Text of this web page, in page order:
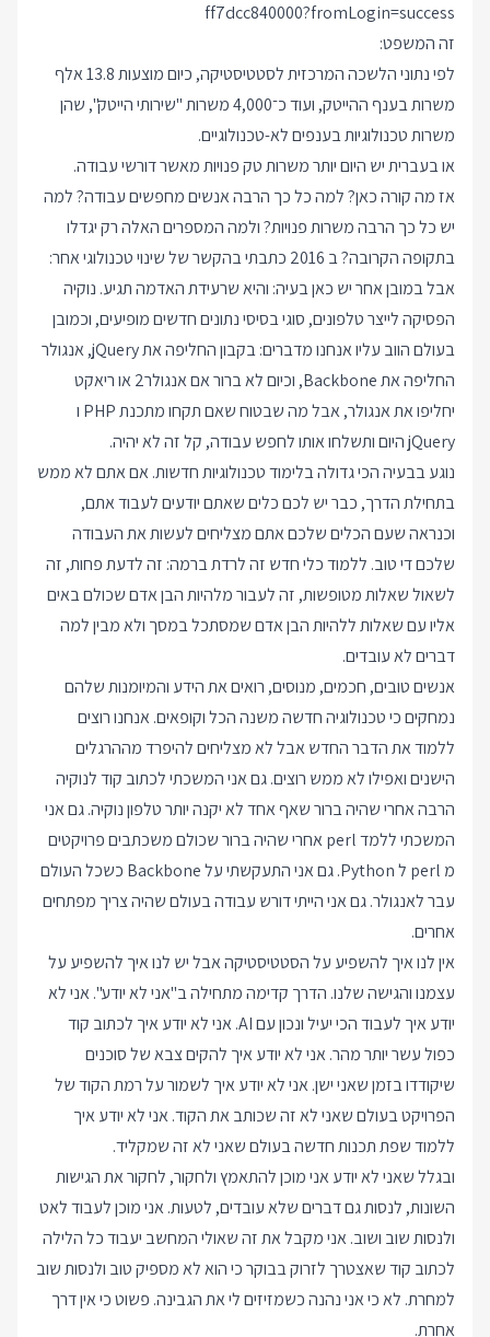
ff7dcc840000?fromLogin=success
זה המשפט:
לפי נתוני הלשכה המרכזית לסטטיסטיקה, כיום מוצעות 13.8 אלף
משרות בענף ההייטק, ועוד כ־4,000 משרות "שירותי הייטק", שהן
משרות טכנולוגיות בענפים לא-טכנולוגיים.
או בעברית יש היום יותר משרות טק פנויות מאשר דורשי עבודה.
אז מה קורה כאן? למה כל כך הרבה אנשים מחפשים עבודה? למה
יש כל כך הרבה משרות פנויות? ולמה המספרים האלה רק יגדלו
בתקופה הקרובה? ב 2016
כתבתיבהקשר של שינוי טכנולוגי אחר:
אבל במובן אחר יש כאן בעיה: והיא שרעידת האדמה תגיע. נוקיה
הפסיקה לייצר טלפונים, סוגי בסיסי נתונים חדשים מופיעים, וכמובן
בעולם הווב עליו אנחנו מדברים: בקבון החליפה את jQuery, אנגולר
החליפה את Backbone, וכיום לא ברור אם אנגולר2 או ריאקט
יחליפו את אנגולר, אבל מה שבטוח שאם תקחו מתכנת PHP ו
jQuery היום ותשלחו אותו לחפש עבודה, קל זה לא יהיה.
נוגע בבעיה הכי גדולה בלימוד טכנולוגיות חדשות. אם אתם לא ממש
בתחילת הדרך, כבר יש לכם כלים שאתם יודעים לעבוד אתם,
וכנראה שעם הכלים שלכם אתם מצליחים לעשות את העבודה
שלכם די טוב. ללמוד כלי חדש זה לרדת ברמה: זה לדעת פחות, זה
לשאול שאלות מטופשות, זה לעבור מלהיות הבן אדם שכולם באים
אליו עם שאלות ללהיות הבן אדם שמסתכל במסך ולא מבין למה
דברים לא עובדים.
אנשים טובים, חכמים, מנוסים, רואים את הידע והמיומנות שלהם
נמחקים כי טכנולוגיה חדשה משנה הכל וקופאים. אנחנו רוצים
ללמוד את הדבר החדש אבל לא מצליחים להיפרד מההרגלים
הישנים ואפילו לא ממש רוצים. גם אני המשכתי לכתוב קוד לנוקיה
הרבה אחרי שהיה ברור שאף אחד לא יקנה יותר טלפון נוקיה. גם אני
המשכתי ללמד perl אחרי שהיה ברור שכולם משכתבים פרויקטים
מ perl ל Python. גם אני התעקשתי על Backbone כשכל העולם
עבר לאנגולר. גם אני הייתי דורש עבודה בעולם שהיה צריך מפתחים
אחרים.
אין לנו איך להשפיע על הסטטיסטיקה אבל יש לנו איך להשפיע על
עצמנו והגישה שלנו. הדרך קדימה מתחילה ב"אני לא יודע". אני לא
יודע איך לעבוד הכי יעיל ונכון עם AI. אני לא יודע איך לכתוב קוד
כפול עשר יותר מהר. אני לא יודע איך להקים צבא של סוכנים
שיקודדו בזמן שאני ישן. אני לא יודע איך לשמור על רמת הקוד של
הפרויקט בעולם שאני לא זה שכותב את הקוד. אני לא יודע איך
ללמוד שפת תכנות חדשה בעולם שאני לא זה שמקליד.
ובגלל שאני לא יודע אני מוכן להתאמץ ולחקור, לחקור את הגישות
השונות, לנסות גם דברים שלא עובדים, לטעות. אני מוכן לעבוד לאט
ולנסות שוב ושוב. אני מקבל את זה שאולי המחשב יעבוד כל הלילה
לכתוב קוד שאצטרך לזרוק בבוקר כי הוא לא מספיק טוב ולנסות שוב
למחרת. לא כי אני נהנה כשמזיזים לי את הגבינה. פשוט כי אין דרך
אחרת.